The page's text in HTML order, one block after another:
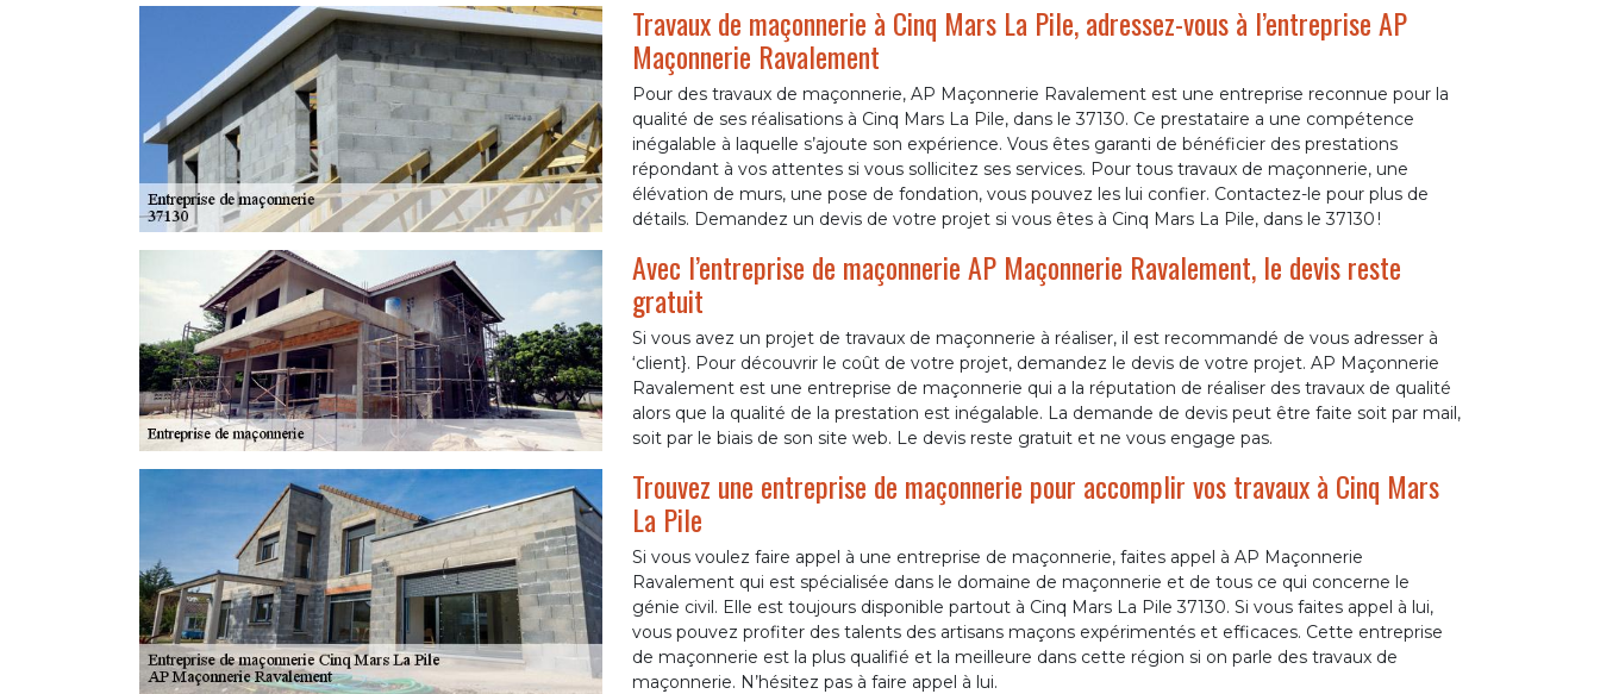
Travaux de maçonnerie à Cinq Mars La Pile, adressez-vous à l’entreprise AP
Maçonnerie Ravalement
Pour des travaux de maçonnerie, AP Maçonnerie Ravalement est une entreprise reconnue pour la
qualité de ses réalisations à Cinq Mars La Pile, dans le 37130. Ce prestataire a une compétence
inégalable à laquelle s’ajoute son expérience. Vous êtes garanti de bénéficier des prestations
répondant à vos attentes si vous sollicitez ses services. Pour tous travaux de maçonnerie, une
élévation de murs, une pose de fondation, vous pouvez les lui confier. Contactez-le pour plus de
détails. Demandez un devis de votre projet si vous êtes à Cinq Mars La Pile, dans le 37130 !
Avec l’entreprise de maçonnerie AP Maçonnerie Ravalement, le devis reste
gratuit
Si vous avez un projet de travaux de maçonnerie à réaliser, il est recommandé de vous adresser à
‘client}. Pour découvrir le coût de votre projet, demandez le devis de votre projet. AP Maçonnerie
Ravalement est une entreprise de maçonnerie qui a la réputation de réaliser des travaux de qualité
alors que la qualité de la prestation est inégalable. La demande de devis peut être faite soit par mail,
soit par le biais de son site web. Le devis reste gratuit et ne vous engage pas.
Trouvez une entreprise de maçonnerie pour accomplir vos travaux à Cinq Mars
La Pile
Si vous voulez faire appel à une entreprise de maçonnerie, faites appel à AP Maçonnerie
Ravalement qui est spécialisée dans le domaine de maçonnerie et de tous ce qui concerne le
génie civil. Elle est toujours disponible partout à Cinq Mars La Pile 37130. Si vous faites appel à lui,
vous pouvez profiter des talents des artisans maçons expérimentés et efficaces. Cette entreprise
de maçonnerie est la plus qualifié et la meilleure dans cette région si on parle des travaux de
maçonnerie. N’hésitez pas à faire appel à lui.